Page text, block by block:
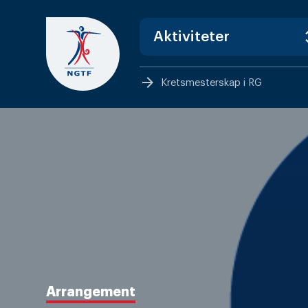
content
arrow_forward Kretsmesterskap i RG
Arrangement